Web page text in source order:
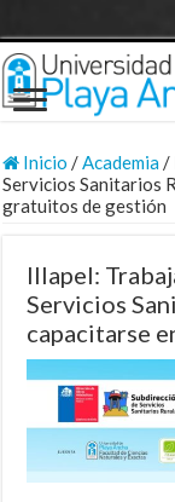
Inicio /Academia/
Servicios Sanitarios
gratuitos de gestión
Illapel:
Servicios
capacitarse